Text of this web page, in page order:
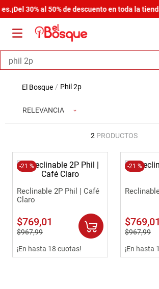
¡Del 30% al 50% de descuento en toda la
Buscar
phil 2p
RELEVANCIA
2 PRODUCTOS
-21 %
Reclinable 2P Phil | Café
Claro
$769,01
$967,99
¡En hasta 18 cuotas!
-21 %
$769,01
$967,99
¡En hasta